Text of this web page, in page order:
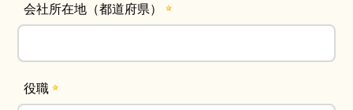
会社所在地（都道府県）
役職